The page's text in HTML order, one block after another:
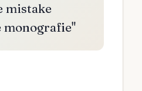
mistake
monografie"